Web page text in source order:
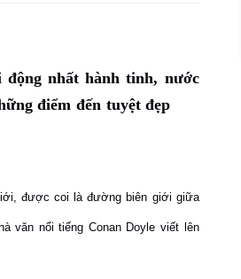
nhất hành tinh, nước
điểm đến tuyệt đẹp
được coi là đường biên giới giữa
văn nổi tiếng Conan Doyle viết lên